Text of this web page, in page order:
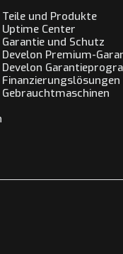
Teile und Produkte
Uptime Center
Garantie und Schutz
Develon Premium-
Develon
Finanzierungslösungen
Gebrauchtmaschinen